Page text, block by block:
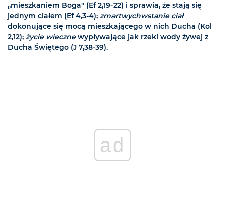
„mieszkaniem Boga" (Ef 2,19-22) i sprawia, że stają się
jednym ciałem (Ef 4,3-4); zmartwychwstanie ciał
dokonujące się mocą mieszkającego w nich Ducha (Kol
2,12); życie wiecznewypływające jak rzeki wody żywej z
Ducha Świętego (J 7,38-39).
ad